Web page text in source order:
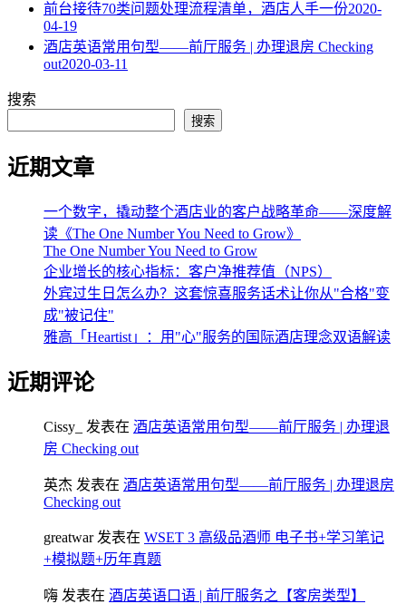
​前台接待70类问题处理流程清单，酒店人手一份2020-
04-19
酒店英语常用句型——前厅服务 | 办理退房 Checking
out2020-03-11
搜索
搜索
近期文章
一个数字，撬动整个酒店业的客户战略革命——深度解
读《The One Number You Need to Grow》
The One Number You Need to Grow
企业增长的核心指标：客户净推荐值（NPS）
外宾过生日怎么办？这套惊喜服务话术让你从"合格"变
成"被记住"
雅高「Heartist」：用"心"服务的国际酒店理念双语解读
近期评论
Cissy_ 发表在 酒店英语常用句型——前厅服务 | 办理退
房 Checking out
英杰 发表在 酒店英语常用句型——前厅服务 | 办理退房
Checking out
greatwar发表在 WSET 3 高级品酒师 电子书+学习笔记
+模拟题+历年真题
嗨 发表在 酒店英语口语 | 前厅服务之【客房类型】